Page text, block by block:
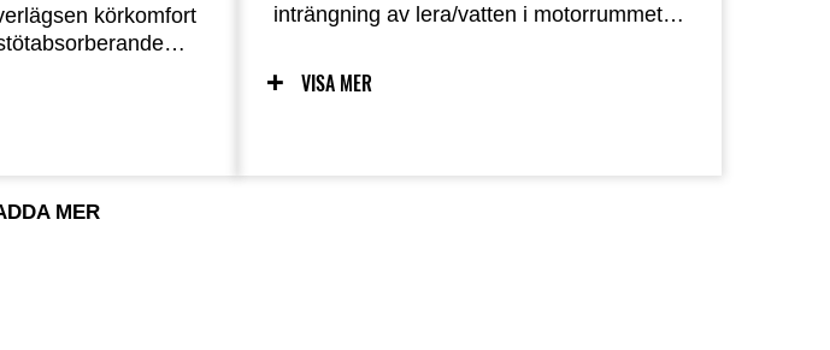
körkomfort
att Brute Force
inträngning av lera/vatten i motorrummet,
förseglad inre våt bakbroms hindrar lera
från att bromsa upp en rolig åktur.
VISA MER
MER